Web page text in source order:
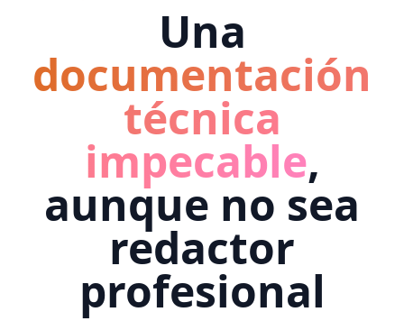
Una
documentación
técnica
impecable,
aunque no sea
redactor
profesional